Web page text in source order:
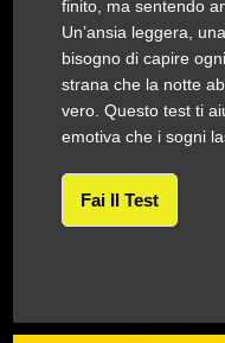
finito, ma sentendo
Un’ansia leggera,
bisogno di capire
strana che la notte
vero. Questo test ti
emotiva che i sogni
Fai Il Test